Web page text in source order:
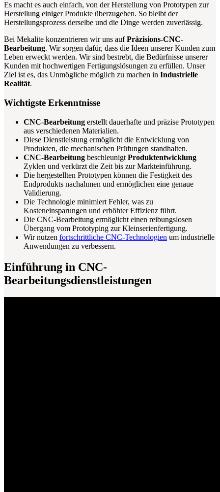
Es macht es auch einfach, von der Herstellung von Prototypen zur
Herstellung einiger Produkte überzugehen. So bleibt der
Herstellungsprozess derselbe und die Dinge werden zuverlässig.
Bei Mekalite konzentrieren wir uns aufPräzisions-CNC-
Bearbeitung. Wir sorgen dafür, dass die Ideen unserer Kunden zum
Leben erweckt werden. Wir sind bestrebt, die Bedürfnisse unserer
Kunden mit hochwertigen Fertigungslösungen zu erfüllen. Unser
Ziel ist es, das Unmögliche möglich zu machen in Industrielle
Realität.
Wichtigste Erkenntnisse
CNC-Bearbeitung erstellt dauerhafte und präzise Prototypen
aus verschiedenen Materialien.
Diese Dienstleistung ermöglicht die Entwicklung von
Produkten, die mechanischen Prüfungen standhalten.
CNC-Bearbeitung beschleunigt Produktentwicklung
Zyklen und verkürzt die Zeit bis zur Markteinführung.
Die hergestellten Prototypen können die Festigkeit des
Endprodukts nachahmen und ermöglichen eine genaue
Validierung.
Die Technologie minimiert Fehler, was zu
Kosteneinsparungen und erhöhter Effizienz führt.
Die CNC-Bearbeitung ermöglicht einen reibungslosen
Übergang vom Prototyping zur Kleinserienfertigung.
Wir nutzen fortschrittliche CNC-Technologien um industrielle
Anwendungen zu verbessern.
Einführung in CNC-
Bearbeitungsdienstleistungen